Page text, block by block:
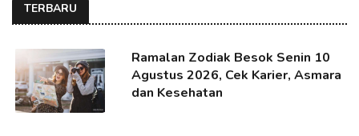
TERBARU
Ramalan Zodiak Besok Senin 10
Agustus 2026, Cek Karier, Asmara
dan Kesehatan